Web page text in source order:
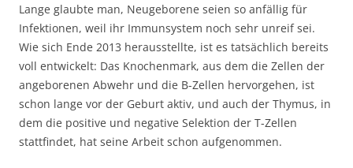
Lange glaubte man, Neugeborene seien so anfällig für
Infektionen, weil ihr Immunsystem noch sehr unreif sei.
Wie sich Ende 2013 herausstellte, ist es tatsächlich bereits
voll entwickelt: Das Knochenmark, aus dem die Zellen der
angeborenen Abwehr und die B-Zellen hervorgehen, ist
schon lange vor der Geburt aktiv, und auch der Thymus, in
dem die positive und negative Selektion der T-Zellen
stattfindet, hat seine Arbeit schon aufgenommen.